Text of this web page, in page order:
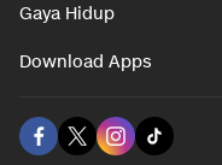
Gaya Hidup
Download Apps